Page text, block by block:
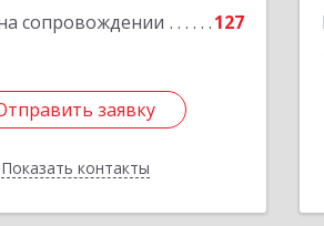
сопровождении 127
заявку
Показать контакты
Подробнее
заявку
Назад